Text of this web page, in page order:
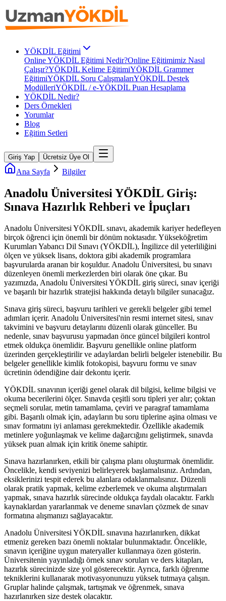
YÖKDİL Eğitimi
Online YÖKDİL Eğitimi Nedir?Online Eğitimimiz Nasıl
Çalışır?YÖKDİL Kelime EğitimiYÖKDİL Grammer
EğitimiYÖKDİL Soru ÇalışmalarıYÖKDİL Destek
ModülleriYÖKDİL / e-YÖKDİL Puan Hesaplama
YÖKDİL Nedir?
Ders Örnekleri
Yorumlar
Blog
Eğitim Setleri
Giriş Yap Ücretsiz Üye Ol
Ana Sayfa Bilgiler
Anadolu Üniversitesi YÖKDİL Giriş:
Sınava Hazırlık Rehberi ve İpuçları
Anadolu Üniversitesi YÖKDİL sınavı, akademik kariyer hedefleyen
birçok öğrenci için önemli bir dönüm noktasıdır. Yükseköğretim
Kurumları Yabancı Dil Sınavı (YÖKDİL), İngilizce dil yeterliliğini
ölçen ve yüksek lisans, doktora gibi akademik programlara
başvurularda aranan bir koşuldur. Anadolu Üniversitesi, bu sınavı
düzenleyen önemli merkezlerden biri olarak öne çıkar. Bu
yazımızda, Anadolu Üniversitesi YÖKDİL giriş süreci, sınav içeriği
ve başarılı bir hazırlık stratejisi hakkında detaylı bilgiler sunacağız.
Sınava giriş süreci, başvuru tarihleri ve gerekli belgeler gibi temel
adımları içerir. Anadolu Üniversitesi'nin resmi internet sitesi, sınav
takvimini ve başvuru detaylarını düzenli olarak günceller. Bu
nedenle, sınav başvurusu yapmadan önce güncel bilgileri kontrol
etmek oldukça önemlidir. Başvuru genellikle online platform
üzerinden gerçekleştirilir ve adaylardan belirli belgeler istenebilir. Bu
belgeler genellikle kimlik fotokopisi, başvuru formu ve sınav
ücretinin ödendiğine dair dekontu içerir.
YÖKDİL sınavının içeriği genel olarak dil bilgisi, kelime bilgisi ve
okuma becerilerini ölçer. Sınavda çeşitli soru tipleri yer alır; çoktan
seçmeli sorular, metin tamamlama, çeviri ve paragraf tamamlama
gibi. Başarılı olmak için, adayların bu soru tiplerine aşina olması ve
sınav formatını iyi anlaması gerekmektedir. Özellikle akademik
metinlere yoğunlaşmak ve kelime dağarcığını geliştirmek, sınavda
yüksek puan almak için kritik öneme sahiptir.
Sınava hazırlanırken, etkili bir çalışma planı oluşturmak önemlidir.
Öncelikle, kendi seviyenizi belirleyerek başlamalısınız. Ardından,
eksiklerinizi tespit ederek bu alanlara odaklanmalısınız. Düzenli
olarak pratik yapmak, kelime ezberlemek ve okuma alıştırmaları
yapmak, sınava hazırlık sürecinde oldukça faydalı olacaktır. Farklı
kaynaklardan yararlanmak ve deneme sınavları çözmek de sınav
formatına alışmanızı sağlayacaktır.
Anadolu Üniversitesi YÖKDİL sınavına hazırlanırken, dikkat
etmeniz gereken bazı önemli noktalar bulunmaktadır. Öncelikle,
sınavın içeriğine uygun materyaller kullanmaya özen gösterin.
Üniversitenin yayınladığı örnek sınav soruları ve ders kitapları,
hazırlık sürecinizde size yol gösterecektir. Ayrıca, farklı öğrenme
tekniklerini kullanarak motivasyonunuzu yüksek tutmaya çalışın.
Gruplar halinde çalışmak, tartışmak ve öğrenmek, sınava
hazırlanırken size destek olacaktır.